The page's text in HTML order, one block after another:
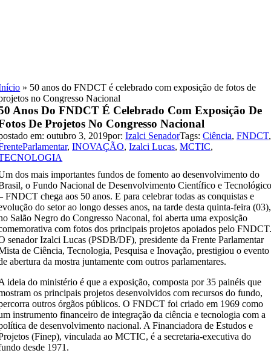
» 50 anos do FNDCT é celebrado com exposição de fotos de
no Congresso Nacional
Anos Do FNDCT É Celebrado Com Exposição De
De Projetos No Congresso Nacional
em: outubro 3, 2019por:Izalci SenadorTags:Ciência,FNDCT,
,INOVAÇÃO,Izalci Lucas,MCTIC,
dos mais importantes fundos de fomento ao desenvolvimento do
o Fundo Nacional de Desenvolvimento Científico e
FNDCT chega aos 50 anos. E para celebrar todas as conquistas e
do setor ao longo desses anos, na tarde desta quinta-feira (03),
Salão Negro do Congresso Naconal, foi aberta uma exposição
com fotos dos principais projetos apoiados pelo
senador Izalci Lucas (PSDB/DF), presidente da Frente Parlamentar
de Ciência, Tecnologia, Pesquisa e Inovação, prestigiou o evento
abertura da mostra juntamente com outros parlamentares.
ideia do ministério é que a exposição, composta por 35 painéis que
os principais projetos desenvolvidos com recursos do fundo,
outros órgãos públicos. O FNDCT foi criado em 1969 como
instrumento financeiro de integração da ciência e tecnologia com a
de desenvolvimento nacional. A Financiadora de Estudos e
(Finep), vinculada ao MCTIC, é a secretaria-executiva do
desde 1971.